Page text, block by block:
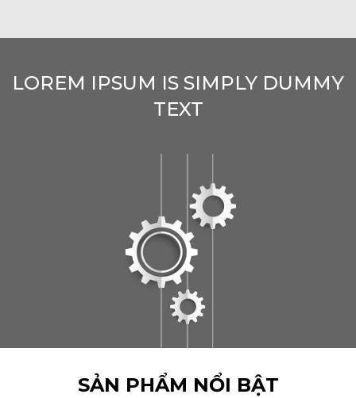
LOREM IPSUM IS SIMPLY DUMMY
TEXT
SẢN PHẨM NỔI BẬT